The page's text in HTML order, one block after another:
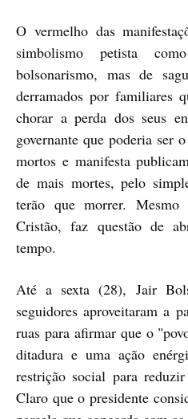
O vermelho das
simbolismo petista
bolsonarismo, mas de
derramados por familiares
chorar a perda dos seus
governante que poderia ser
mortos e manifesta
de mais mortes, pelo
terão que morrer. Mesmo
Cristão, faz questão de
tempo.
Até a sexta (28), Jair
seguidores aproveitaram a
ruas para afirmar que o
ditadura e uma ação
restrição social para
Claro que o presidente